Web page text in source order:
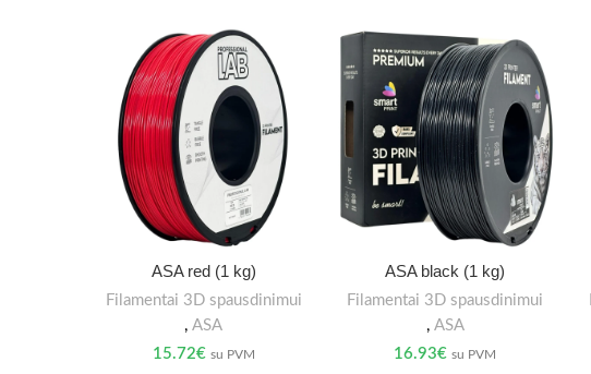
ASA red (1 kg)
Filamentai 3D spausdinimui
,ASA
15.72€ su PVM
ASA black (1 kg)
Filamentai 3D spausdinimui
, ASA
16.93€ su PVM